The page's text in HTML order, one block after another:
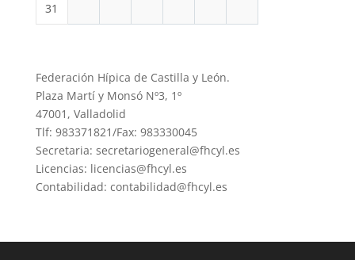
31
Federación Hípica de Castilla y León.
Plaza Martí y Monsó Nº3, 1º
47001, Valladolid
Tlf: 983371821/Fax: 983330045
Secretaria: secretariogeneral@fhcyl.es
Licencias: licencias@fhcyl.es
Contabilidad: contabilidad@fhcyl.es